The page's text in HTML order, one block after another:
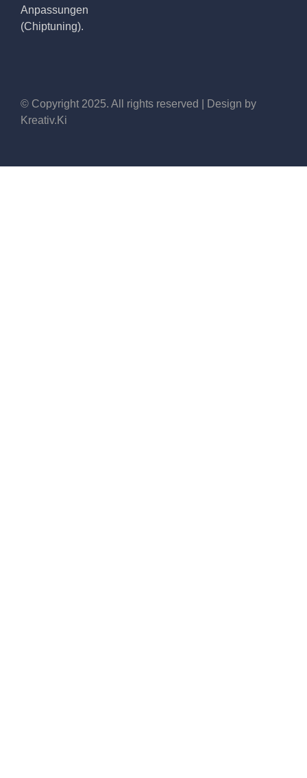
Anpassungen
(Chiptuning).
© Copyright 2025. All rights reserved | Design by
Kreativ.Ki